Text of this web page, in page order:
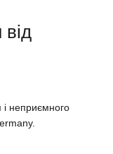
неприємного